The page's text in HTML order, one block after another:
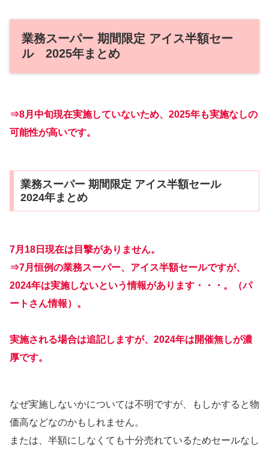
業務スーパー 期間限定 アイス半額セー
ル 2025年まとめ
⇒8月中旬現在実施していないため、2025年も実施なしの
可能性が高いです。
業務スーパー 期間限定 アイス半額セール
2024年まとめ
7月18日現在は目撃がありません。
⇒7月恒例の業務スーパー、アイス半額セールですが、
2024年は実施しないという情報があります・・・。（パ
ートさん情報）。
実施される場合は追記しますが、2024年は開催無しが濃
厚です。
なぜ実施しないかについては不明ですが、もしかすると物
価高などなのかもしれません。
または、半額にしなくても十分売れているためセールなし